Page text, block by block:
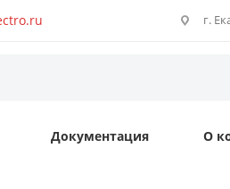
г.
Документация О